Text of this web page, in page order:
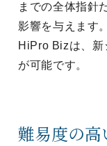
までの全体指針
影響を与えます。
HiPro Bizは、新
が可能です。
難易度の